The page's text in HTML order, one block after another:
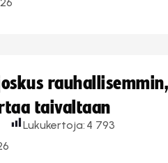
taivaltaan
Lukukertoja: 4 793